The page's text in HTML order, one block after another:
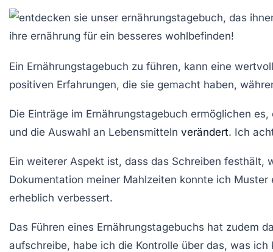
Ein Ernährungstagebuch zu führen, kann eine
positiven Erfahrungen, die sie gemacht haben,
Die Einträge im Ernährungstagebuch ermöglichen
und die Auswahl an Lebensmitteln verändert. Ich
Ein weiterer Aspekt ist, dass das Schreiben festhält,
Dokumentation meiner Mahlzeiten konnte ich
erheblich verbessert.
Das Führen eines Ernährungstagebuchs hat zudem
aufschreibe, habe ich die Kontrolle über das, was